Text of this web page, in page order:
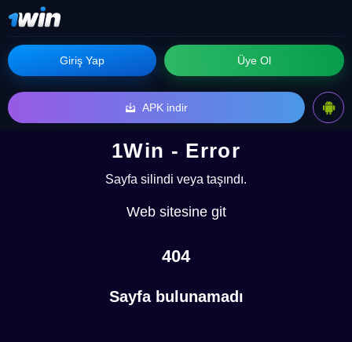
Giriş Yap Üye Ol
APK indir
1Win - Error
Sayfa silindi veya taşındı.
Web sitesine git
404
Sayfa bulunamadı